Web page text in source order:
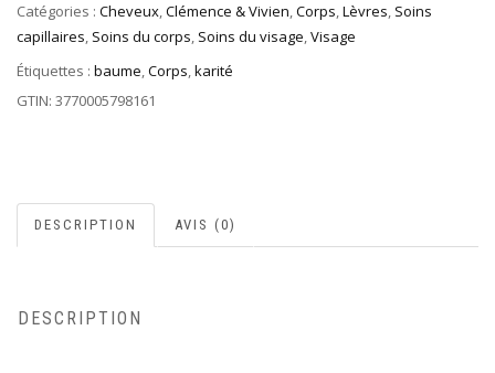
Catégories : Cheveux,Clémence & Vivien,Corps,Lèvres, Soins
capillaires, Soins du corps, Soins du visage,Visage
Étiquettes : baume,Corps,karité
GTIN: 3770005798161
DESCRIPTION AVIS (0)
DESCRIPTION